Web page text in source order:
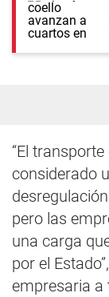
“El
considerado
pero las
una carga
por el
empresaria a